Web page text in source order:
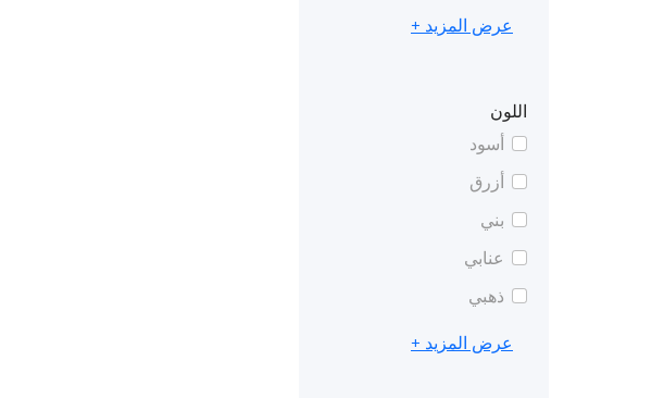
عرض المزيد +
اللون
أسود
أزرق
بني
عنابي
ذهبي
عرض المزيد +